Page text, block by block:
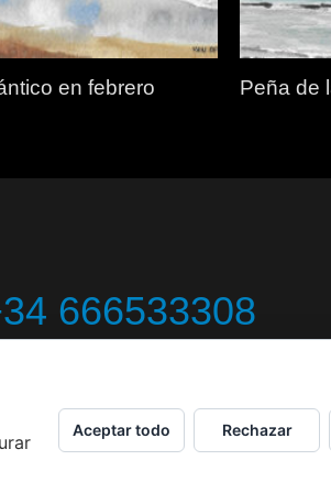
en febrero Peña de
666533308
Aceptar todo Rechazar